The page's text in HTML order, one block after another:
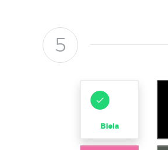
5
Biela